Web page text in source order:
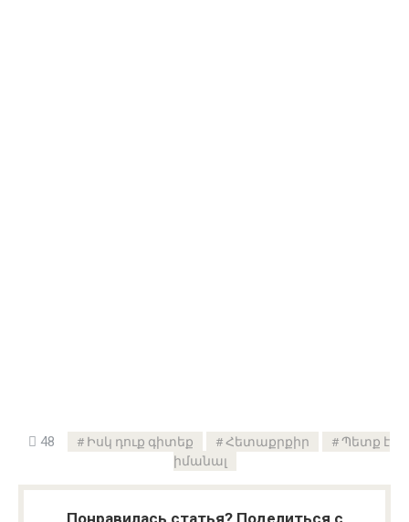
48 Իսկ դուք գիտեք Հետաքրքիր
Պետք է
իմանալ
Понравилась статья? Поделиться с